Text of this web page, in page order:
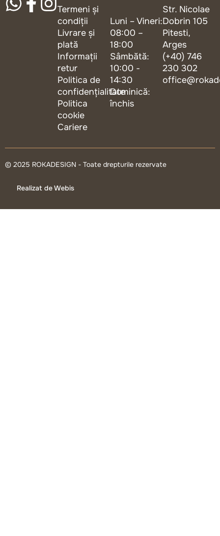
Termeni și
condiții
Livrare și
plată
Informații
retur
Politica de
confidențialitate
Politica
cookie
Cariere
Luni – Vineri:
08:00 –
18:00
Sâmbătă:
10:00 -
14:30
Duminică:
închis
Str. Nicolae
Dobrin 105
Pitesti,
Arges
(+40) 746
230 302
© 2025 ROKADESIGN - Toate drepturile rezervate
Realizat de Webis